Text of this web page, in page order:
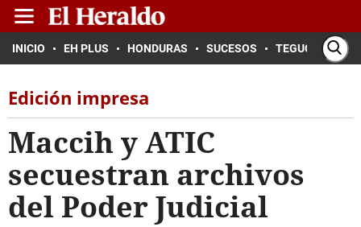
INICIO EH PLUS HONDURAS SUCESOS TEGUCIGALPA
Edición impresa
Maccih y ATIC
secuestran archivos
del Poder Judicial